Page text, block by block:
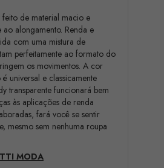
de material macio e
ao alongamento. Renda e
com uma mistura de
perfeitamente ao formato do
os movimentos. A cor
universal e classicamente
transparente funcionará bem
às aplicações de renda
fará você se sentir
mesmo sem nenhuma roupa
MODA